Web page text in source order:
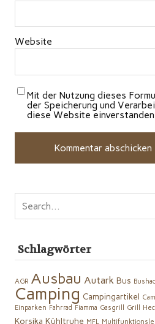
Website
Mit der Nutzung dieses
der Speicherung und
diese Website
Schlagwörter
AGR Ausbau Autark Bus
Camping Campingartikel
Einparken Fahrrad Fiamma Gasgrill Grill
Korsika Kühltruhe MFL